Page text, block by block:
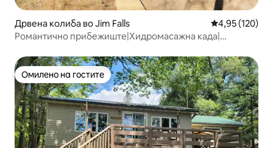
Дрвена колиба во Jim Falls Просечна
4,95 (120)
Романтично прибежиште|Хидромасажна када|
Омилено на гостите
Омилено на гостите